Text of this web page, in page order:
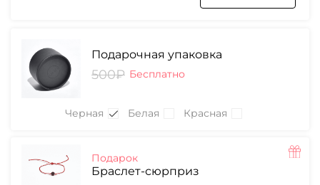
Подарочная упаковка
500₽ Бесплатно
Черная Белая Красная
Подарок
Браслет-сюрприз